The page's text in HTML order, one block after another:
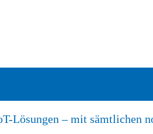
Lösungen – mit sämtlichen